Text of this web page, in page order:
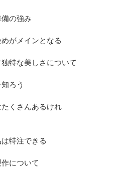
の強み
がメインとなる
特な美しさについて
ろう
くさんあるけれ
特注できる
について